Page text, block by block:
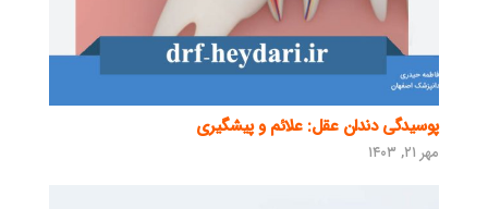
پوسیدگی دندان عقل: علائم و پیشگیری
مهر ۲۱, ۱۴۰۳